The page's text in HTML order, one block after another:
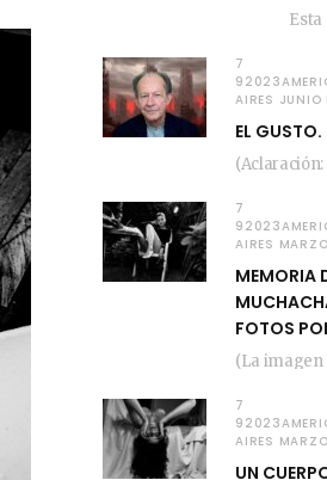
7
AIRES
EL
7
AIRES
MEMORIA
FOTOS
7
AIRES
UN